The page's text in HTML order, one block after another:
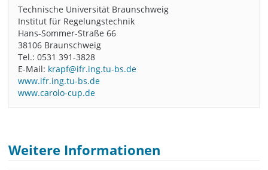
Technische Universität Braunschweig
Institut für Regelungstechnik
Hans-Sommer-Straße 66
38106 Braunschweig
Tel.: 0531 391-3828
E-Mail: krapf@ifr.ing.tu-bs.de
www.ifr.ing.tu-bs.de
www.carolo-cup.de
Weitere Informationen